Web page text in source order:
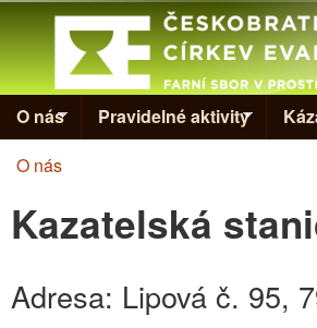
Evangelická
církev v
Prostějově
O nás Pravidelné aktivity
Jste zde
O nás
Kazatelská
Adresa: Lipová č. 95,